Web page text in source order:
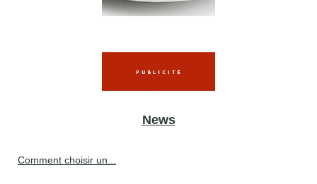
News
Comment choisir un...